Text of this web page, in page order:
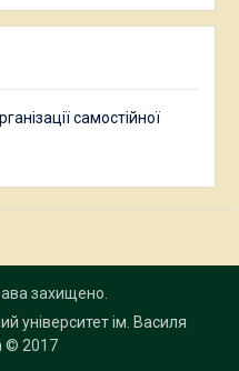
самостійної
захищено.
університет ім. Василя
© 2017